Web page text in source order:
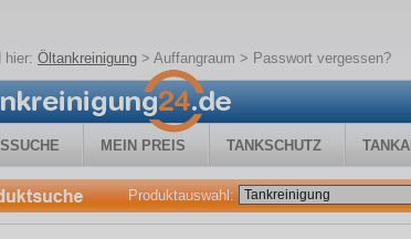
hier: Öltankreinigung > Auffangraum > Passwort vergessen?
MEIN PREIS TANKSCHUTZ
Produktauswahl: